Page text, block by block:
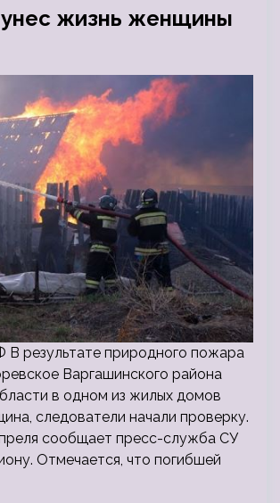
унес жизнь женщины
результате природного пожара
Варгашинского района
в одном из жилых домов
следователи начали проверку.
сообщает пресс-служба СУ
Отмечается, что погибшей